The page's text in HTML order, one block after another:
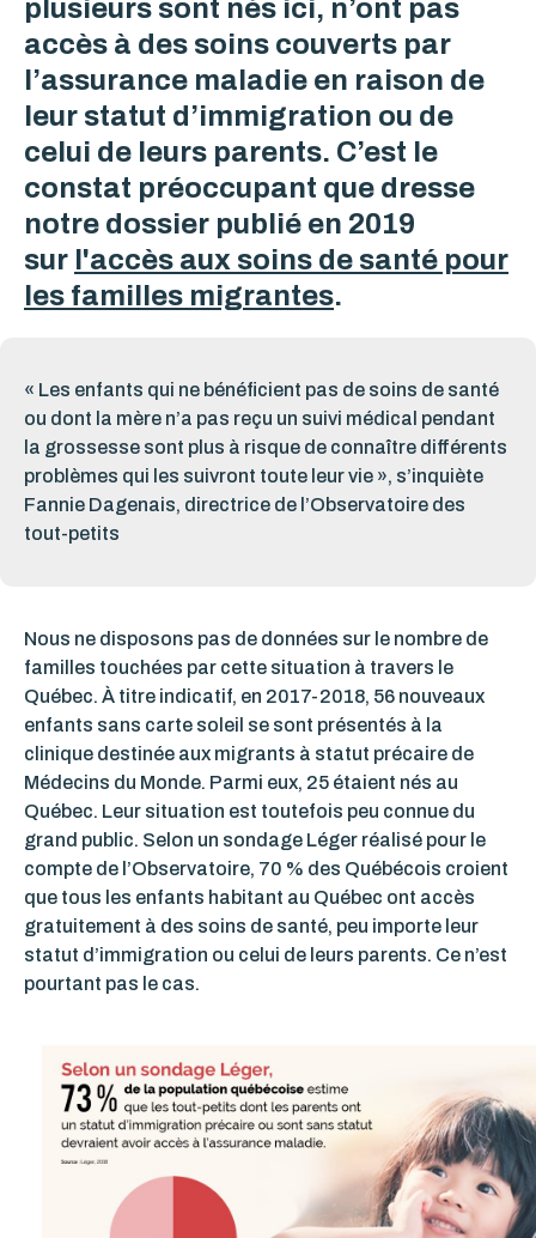
plusieurs sont nés ici, n’ont pas
accès à des soins couverts par
l’assurance maladie en raison de
leur statut d’immigration ou de
celui de leurs parents. C’est le
constat préoccupant que dresse
notre dossier publié en 2019
sur l'accès aux soins de santé pour
les familles migrantes.
« Les enfants qui ne bénéficient pas de soins de santé
ou dont la mère n’a pas reçu un suivi médical pendant
la grossesse sont plus à risque de connaître différents
problèmes qui les suivront toute leur vie », s’inquiète
Fannie Dagenais, directrice de l’Observatoire des
tout-petits
Nous ne disposons pas de données sur le nombre de
familles touchées par cette situation à travers le
Québec. À titre indicatif, en 2017-2018, 56 nouveaux
enfants sans carte soleil se sont présentés à la
clinique destinée aux migrants à statut précaire de
Médecins du Monde. Parmi eux, 25 étaient nés au
Québec. Leur situation est toutefois peu connue du
grand public. Selon un sondage Léger réalisé pour le
compte de l’Observatoire, 70 % des Québécois croient
que tous les enfants habitant au Québec ont accès
gratuitement à des soins de santé, peu importe leur
statut d’immigration ou celui de leurs parents. Ce n’est
pourtant pas le cas.